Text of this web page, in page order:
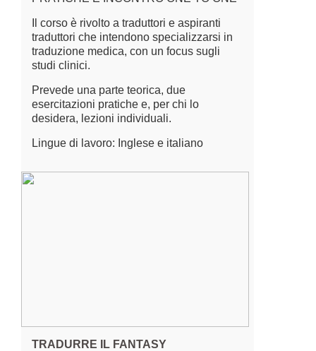
Il corso è rivolto a traduttori e aspiranti
traduttori che intendono specializzarsi in
traduzione medica, con un focus sugli
studi clinici.
Prevede una parte teorica, due
esercitazioni pratiche e, per chi lo
desidera, lezioni individuali.
Lingue di lavoro: Inglese e italiano
TRADURRE IL FANTASY